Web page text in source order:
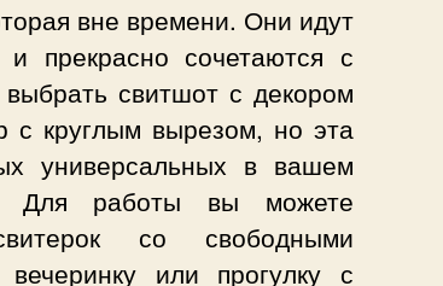
вне времени. Они идут
прекрасно сочетаются с
свитшот с декором
с круглым вырезом, но эта
универсальных в вашем
Для работы вы можете
со свободными
или прогулку с